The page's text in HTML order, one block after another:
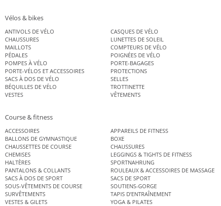
Vélos & bikes
ANTIVOLS DE VÉLO
CASQUES DE VÉLO
CHAUSSURES
LUNETTES DE SOLEIL
MAILLOTS
COMPTEURS DE VÉLO
PÉDALES
POIGNÉES DE VÉLO
POMPES À VÉLO
PORTE-BAGAGES
PORTE-VÉLOS ET ACCESSOIRES
PROTECTIONS
SACS À DOS DE VÉLO
SELLES
BÉQUILLES DE VÉLO
TROTTINETTE
VESTES
VÊTEMENTS
Course & fitness
ACCESSOIRES
APPAREILS DE FITNESS
BALLONS DE GYMNASTIQUE
BOXE
CHAUSSETTES DE COURSE
CHAUSSURES
CHEMISES
LEGGINGS & TIGHTS DE FITNESS
HALTÈRES
SPORTNAHRUNG
PANTALONS & COLLANTS
ROULEAUX & ACCESSOIRES DE MASSAGE
SACS À DOS DE SPORT
SACS DE SPORT
SOUS-VÊTEMENTS DE COURSE
SOUTIENS-GORGE
SURVÊTEMENTS
TAPIS D’ENTRAÎNEMENT
VESTES & GILETS
YOGA & PILATES